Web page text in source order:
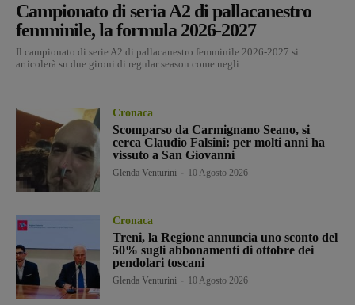
Campionato di seria A2 di pallacanestro
femminile, la formula 2026-2027
Il campionato di serie A2 di pallacanestro femminile 2026-2027 si
articolerà su due gironi di regular season come negli...
Cronaca
Scomparso da Carmignano Seano, si
cerca Claudio Falsini: per molti anni ha
vissuto a San Giovanni
Glenda Venturini 10 Agosto 2026
Cronaca
Treni, la Regione annuncia uno sconto del
50% sugli abbonamenti di ottobre dei
pendolari toscani
Glenda Venturini 10 Agosto 2026